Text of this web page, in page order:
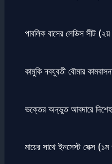
পাবলিক বাসের লেডিস সীট (২য়
কামুকি নবযুবতী বৌমার
ভক্তের অদ্ভুত আবদারে
মায়ের সাথে ইনসেস্ট সেক্স (১ম